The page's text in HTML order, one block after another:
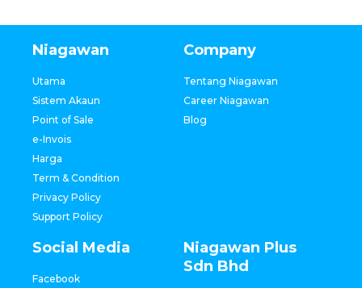
Niagawan
Utama
Sistem Akaun
Point of Sale
e-Invois
Harga
Term & Condition
Privacy Policy
Support Policy
Company
Tentang Niagawan
Career Niagawan
Blog
Social Media
Facebook
Niagawan Plus
Sdn Bhd